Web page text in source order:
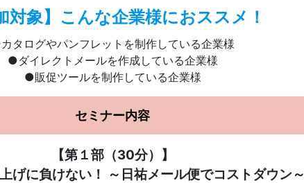
対象】こんな企業様におススメ！
タログやパンフレットを制作している企業様
●ダイレクトメールを作成している企業様
●販促ツールを制作している企業様
セミナー内容
【第１部（30分）】
げに負けない！ ～日祐メール便でコストダウン～